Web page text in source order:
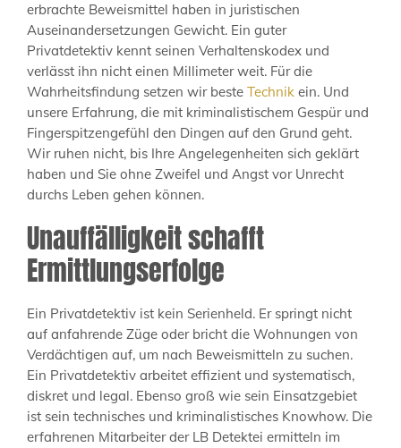
erbrachte Beweismittel haben in juristischen
Auseinandersetzungen Gewicht. Ein guter
Privatdetektiv kennt seinen Verhaltenskodex und
verlässt ihn nicht einen Millimeter weit. Für die
Wahrheitsfindung setzen wir beste Technik ein. Und
unsere Erfahrung, die mit kriminalistischem Gespür und
Fingerspitzengefühl den Dingen auf den Grund geht.
Wir ruhen nicht, bis Ihre Angelegenheiten sich geklärt
haben und Sie ohne Zweifel und Angst vor Unrecht
durchs Leben gehen können.
Unauffälligkeit schafft
Ermittlungserfolge
Ein Privatdetektiv ist kein Serienheld. Er springt nicht
auf anfahrende Züge oder bricht die Wohnungen von
Verdächtigen auf, um nach Beweismitteln zu suchen.
Ein Privatdetektiv arbeitet effizient und systematisch,
diskret und legal. Ebenso groß wie sein Einsatzgebiet
ist sein technisches und kriminalistisches Knowhow. Die
erfahrenen Mitarbeiter der LB Detektei ermitteln im